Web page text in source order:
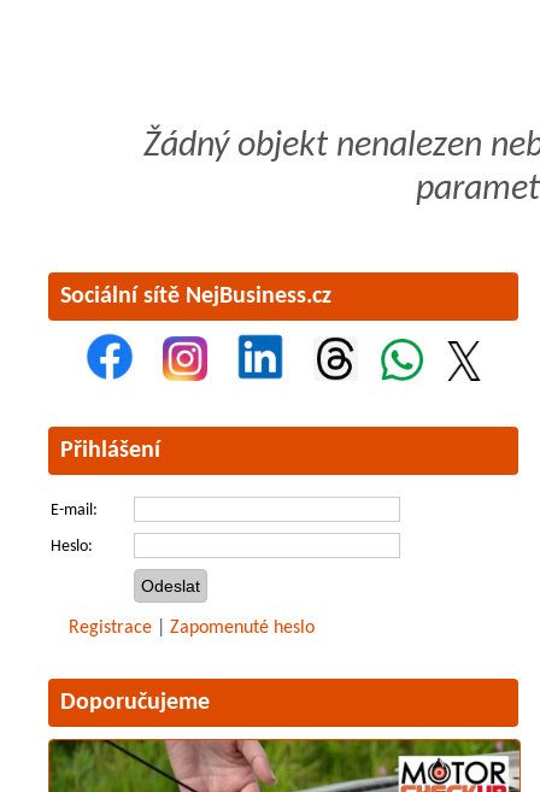
Žádný objekt nenalezen
Sociální sítě NejBusiness.cz
Přihlášení
E-mail:
Heslo:
Registrace Zapomenuté heslo
Doporučujeme